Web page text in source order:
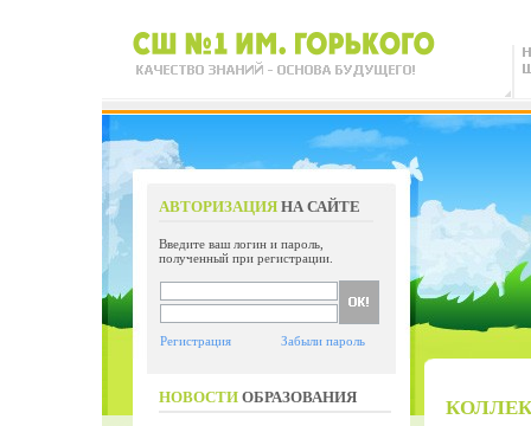
АВТОРИЗАЦИЯ НА САЙТЕ
Введите ваш логин и пароль,
полученный при регистрации.
Регистрация Забыли пароль
НОВОСТИ ОБРАЗОВАНИЯ